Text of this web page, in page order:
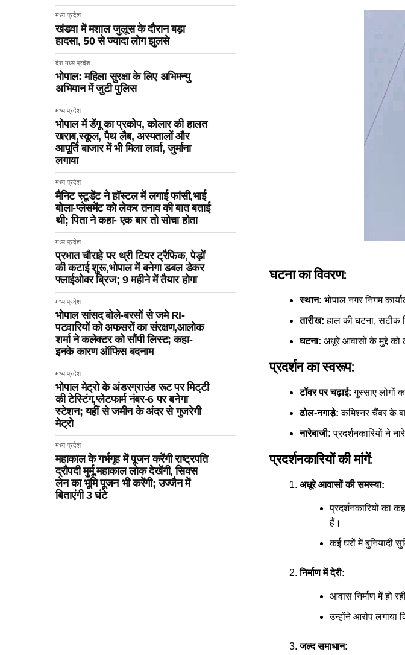
मध्य प्रदेश
खंडवा में मशाल जुलूस के दौरान बड़ा
हादसा, 50 से ज्यादा लोग झुलसे
देश मध्य प्रदेश
भोपाल: महिला सुरक्षा के लिए अभिमन्यु
अभियान में जुटी पुलिस
मध्य प्रदेश
भोपाल में डेंगू का प्रकोप, कोलार की हालत
खराब,स्कूल, पैथ लैब, अस्पतालों और
आपूर्ति बाजार में भी मिला लार्वा, जुर्माना
लगाया
मध्य प्रदेश
मैनिट स्टूडेंट ने हॉस्टल में लगाई फांसी,भाई
बोला-प्लेसमेंट को लेकर तनाव की बात बताई
थी; पिता ने कहा- एक बार तो सोचा होता
मध्य प्रदेश
प्रभात चौराहे पर थ्री टियर ट्रैफिक, पेड़ों
की कटाई शुरू,भोपाल में बनेगा डबल डेकर
फ्लाईओवर ब्रिज; 9 महीने में तैयार होगा
मध्य प्रदेश
भोपाल सांसद बोले-बरसों से जमे RI-
पटवारियों को अफसरों का संरक्षण,आलोक
शर्मा ने कलेक्टर को सौंपी लिस्ट; कहा-
इनके कारण ऑफिस बदनाम
मध्य प्रदेश
भोपाल मेट्रो के अंडरग्राउंड रूट पर मिट्‌टी
की टेस्टिंग,प्लेटफार्म नंबर-6 पर बनेगा
स्टेशन; यहीं से जमीन के अंदर से गुजरेगी
मेट्रो
मध्य प्रदेश
महाकाल के गर्भगृह में पूजन करेंगी राष्ट्रपति
द्रौपदी मुर्मू,महाकाल लोक देखेंगी, सिक्स
लेन का भूमि पूजन भी करेंगी; उज्जैन में
बिताएंगी 3 घंटे
घटना का विवरण:
स्थान: भोपाल नगर निगम
तारीख: हाल की घटना, सटीक
घटना: अधूरे आवासों के मुद्दे को
प्रदर्शन का स्वरूप:
टॉवर पर चढ़ाई: गुस्साए लोगों
ढोल-नगाड़े: कमिश्नर चैंबर के
नारेबाजी: प्रदर्शनकारियों ने
प्रदर्शनकारियों की मांगें:
अधूरे आवासों की समस्या:
प्रदर्शनकारियों
हैं।
कई घरों में बुनियादी
निर्माण में देरी:
आवास निर्माण में हो
उन्होंने आरोप लगाया
जल्द समाधान: